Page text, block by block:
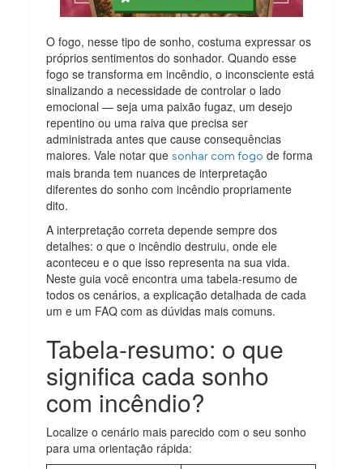
O fogo, nesse tipo de sonho, costuma expressar os
próprios sentimentos do sonhador. Quando esse
fogo se transforma em incêndio, o inconsciente está
sinalizando a necessidade de controlar o lado
emocional — seja uma paixão fugaz, um desejo
repentino ou uma raiva que precisa ser
administrada antes que cause consequências
maiores. Vale notar quesonhar com fogo de forma
mais branda tem nuances de interpretação
diferentes do sonho com incêndio propriamente
dito.
A interpretação correta depende sempre dos
detalhes: o que o incêndio destruiu, onde ele
aconteceu e o que isso representa na sua vida.
Neste guia você encontra uma tabela-resumo de
todos os cenários, a explicação detalhada de cada
um e um FAQ com as dúvidas mais comuns.
Tabela-resumo: o que
significa cada sonho
com incêndio?
Localize o cenário mais parecido com o seu sonho
para uma orientação rápida: